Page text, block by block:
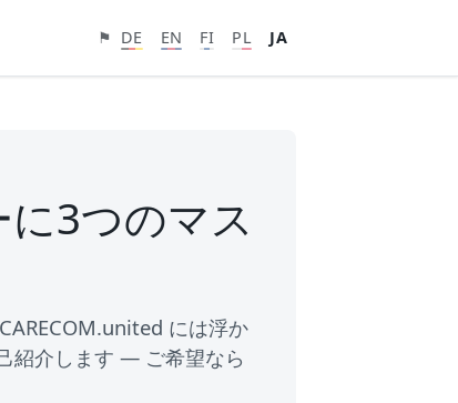
⚑ DE EN FI PL JA
3つのマス
には浮か
紹介します — ご希望なら